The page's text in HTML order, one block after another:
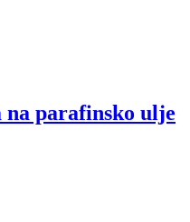
parafinsko ulje